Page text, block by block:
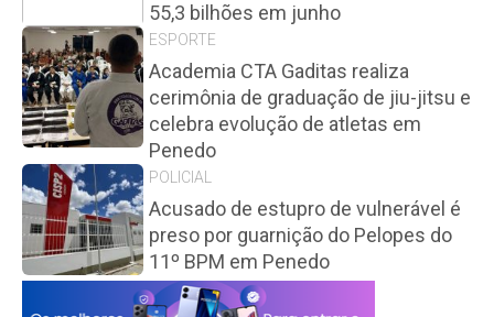
55,3 bilhões em junho
ESPORTE
Academia CTA Gaditas realiza
cerimônia de graduação de jiu-jitsu e
celebra evolução de atletas em
Penedo
POLICIAL
Acusado de estupro de vulnerável é
preso por guarnição do Pelopes do
11º BPM em Penedo